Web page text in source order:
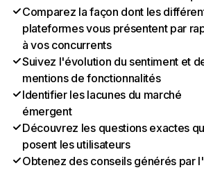
Comparez la façon dont les
plateformes vous présentent par
à vos concurrents
Suivez l'évolution du sentiment et
mentions de fonctionnalités
Identifier les lacunes du marché
émergent
Découvrez les questions exactes
posent les utilisateurs
Obtenez des conseils générés par